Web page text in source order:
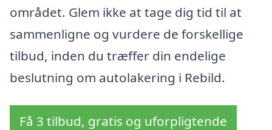
området. Glem ikke at tage dig tid til at
sammenligne og vurdere de forskellige
tilbud, inden du træffer din endelige
beslutning om autolakering i Rebild.
Få 3 tilbud, gratis og uforpligtende